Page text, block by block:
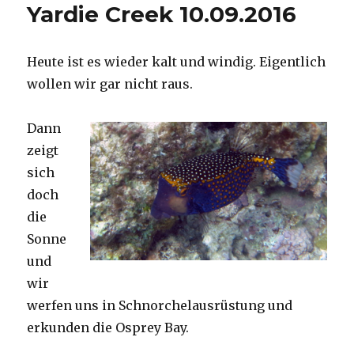
Yardie Creek 10.09.2016
Heute ist es wieder kalt und windig. Eigentlich
wollen wir gar nicht raus.
Dann
zeigt
sich
doch
die
Sonne
und
wir
werfen uns in Schnorchelausrüstung und
erkunden die Osprey Bay.